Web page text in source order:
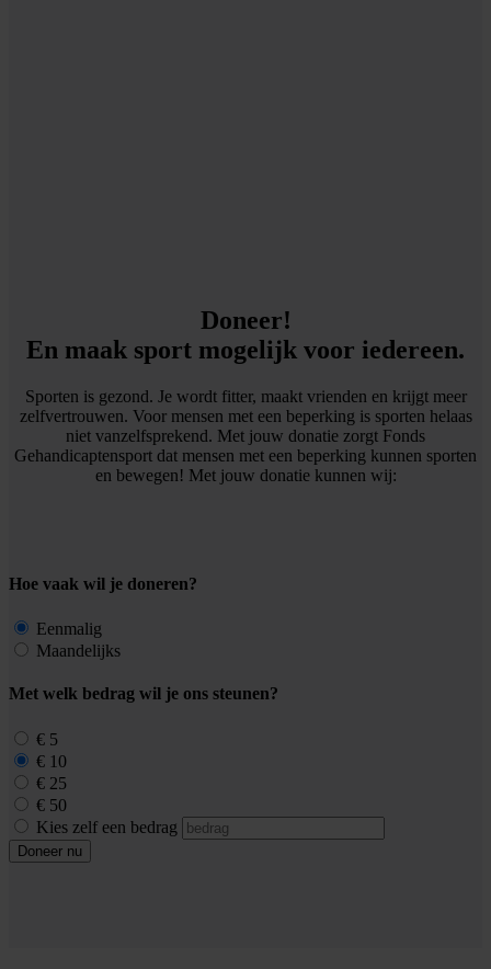
Doneer!
En maak sport mogelijk voor iedereen.
Sporten is gezond. Je wordt fitter, maakt vrienden en krijgt meer
zelfvertrouwen. Voor mensen met een beperking is sporten helaas
niet vanzelfsprekend. Met jouw donatie zorgt Fonds
Gehandicaptensport dat mensen met een beperking kunnen sporten
en bewegen! Met jouw donatie kunnen wij:
Hoe vaak wil je doneren?
Eenmalig
Maandelijks
Met welk bedrag wil je ons steunen?
€ 5
€ 10
€ 25
€ 50
Kies zelf een bedrag
Doneer nu